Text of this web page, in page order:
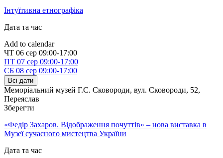
Інтуїтивна етнографіка
Дата та час
Add to calendar
ЧТ 06 сер 09:00-17:00
ПТ 07 сер 09:00-17:00
СБ 08 сер 09:00-17:00
Всі дати
Меморіальний музей Г.С. Сковороди, вул. Сковороди, 52,
Переяслав
Зберегти
«Федір Захаров. Відображення почуттів» – нова виставка в
Музеї сучасного мистецтва України
Дата та час